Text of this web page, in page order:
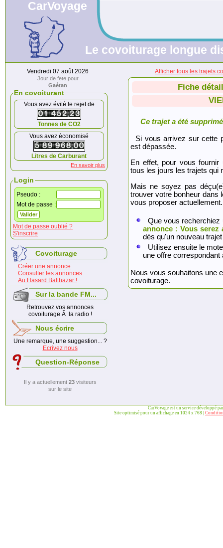
CarVoyage
Le covoiturage longue
Vendredi 07 août 2026
Jour de fete pour
Gaétan
En covoiturant
Vous avez évité le rejet de
Tonnes de CO2
Vous avez économisé
Litres de Carburant
En savoir plus
Login
Pseudo :
Mot de passe :
Mot de passe oublié ?
S'inscrire
Covoiturage
Créer une annonce
Consulter les annonces
Au Hasard Balthazar !
Sur la bande FM...
Retrouvez vos annonces
covoiturage Ã la radio !
Nous écrire
Une remarque, une suggestion... ?
Ecrivez nous
Question-Réponse
Il y a actuellement 23visiteurs
sur le site
Afficher tous les trajets
Fiche
Ce trajet a été
Si vous arrivez sur cette
est dépassée.
En effet, pour vous fournir
tous les jours les trajets qui
Mais ne soyez pas
trouver votre bonheur dans
vous proposer actuellement.
Que vous
annonce : Vous serez
dès qu'un nouveau
Utilisez ensuite le
une offre
Nous vous souhaitons une
covoiturage.
CarVoyage est un service développé
Site optimisé pour un affichage en 1024 x 768 |